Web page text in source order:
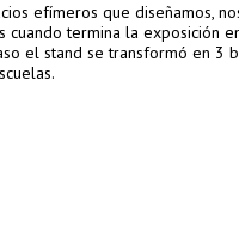
efímeros que diseñamos,
cuando termina la exposición
el stand se transformó en 3